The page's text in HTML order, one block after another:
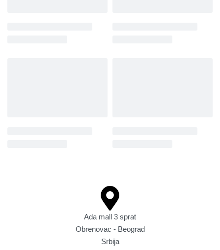
Ada mall 3 sprat
Obrenovac - Beograd
Srbija